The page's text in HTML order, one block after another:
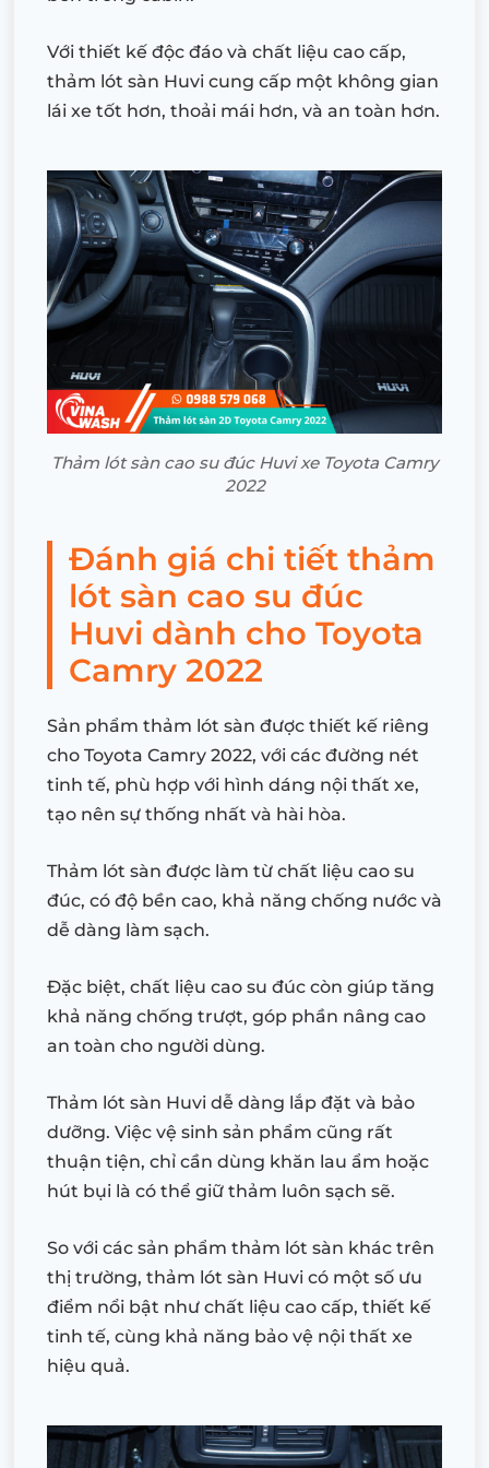
Với thiết kế độc đáo và chất liệu cao cấp,
thảm lót sàn Huvi cung cấp một không gian
lái xe tốt hơn, thoải mái hơn, và an toàn hơn.
Thảm lót sàn cao su đúc Huvi xe Toyota Camry
2022
Đánh giá chi tiết thảm
lót sàn cao su đúc
Huvi dành cho Toyota
Camry 2022
Sản phẩm thảm lót sàn được thiết kế riêng
cho Toyota Camry 2022, với các đường nét
tinh tế, phù hợp với hình dáng nội thất xe,
tạo nên sự thống nhất và hài hòa.
Thảm lót sàn được làm từ chất liệu cao su
đúc, có độ bền cao, khả năng chống nước và
dễ dàng làm sạch.
Đặc biệt, chất liệu cao su đúc còn giúp tăng
khả năng chống trượt, góp phần nâng cao
an toàn cho người dùng.
Thảm lót sàn Huvi dễ dàng lắp đặt và bảo
dưỡng. Việc vệ sinh sản phẩm cũng rất
thuận tiện, chỉ cần dùng khăn lau ẩm hoặc
hút bụi là có thể giữ thảm luôn sạch sẽ.
So với các sản phẩm thảm lót sàn khác trên
thị trường, thảm lót sàn Huvi có một số ưu
điểm nổi bật như chất liệu cao cấp, thiết kế
tinh tế, cùng khả năng bảo vệ nội thất xe
hiệu quả.